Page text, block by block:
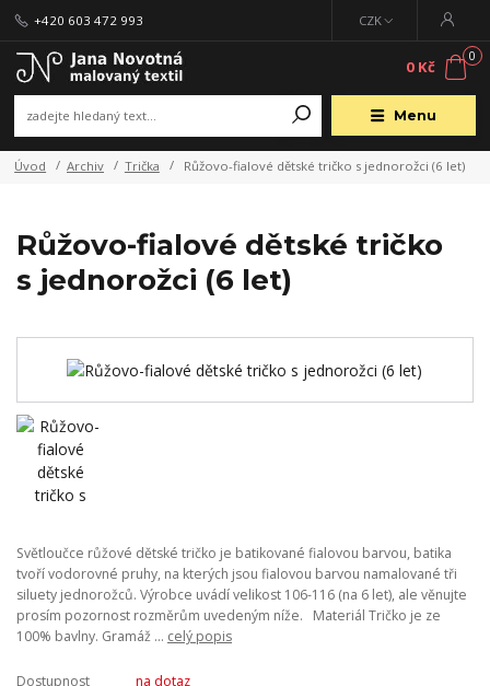
Menu
CZK
+420 603 472 993
0
0 Kč
Úvod Archiv Trička Růžovo-fialové dětské tričko s jednorožci (6 let)
Růžovo-fialové dětské tričko
s jednorožci (6 let)
Světloučce růžové dětské tričko je batikované fialovou barvou, batika
tvoří vodorovné pruhy, na kterých jsou fialovou barvou namalované tři
siluety jednorožců. Výrobce uvádí velikost 106-116 (na 6 let), ale věnujte
prosím pozornost rozměrům uvedeným níže. Materiál Tričko je ze
100% bavlny. Gramáž ... celý popis
Dostupnost na dotaz